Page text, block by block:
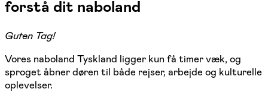
forstå dit naboland
Guten Tag!
Vores naboland Tyskland ligger kun få timer væk, og
sproget åbner døren til både rejser, arbejde og kulturelle
oplevelser.